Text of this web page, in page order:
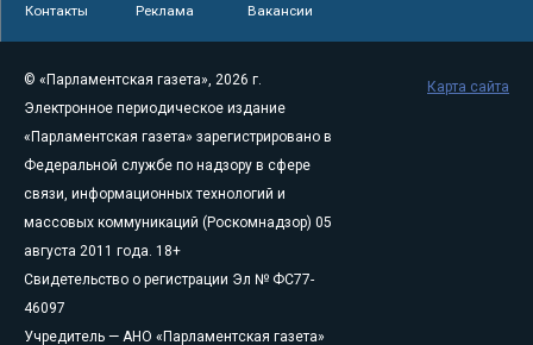
Контакты Реклама Вакансии
© «Парламентская газета», 2026 г.
Электронное периодическое издание
«Парламентская газета» зарегистрировано в
Федеральной службе по надзору в сфере
связи, информационных технологий и
массовых коммуникаций (Роскомнадзор) 05
августа 2011 года. 18+
Свидетельство о регистрации Эл № ФС77-
46097
Учредитель — АНО «Парламентская газета»
Карта сайта